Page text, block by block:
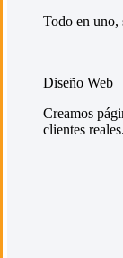
Todo en uno,
Diseño Web
Creamos
clientes reales.